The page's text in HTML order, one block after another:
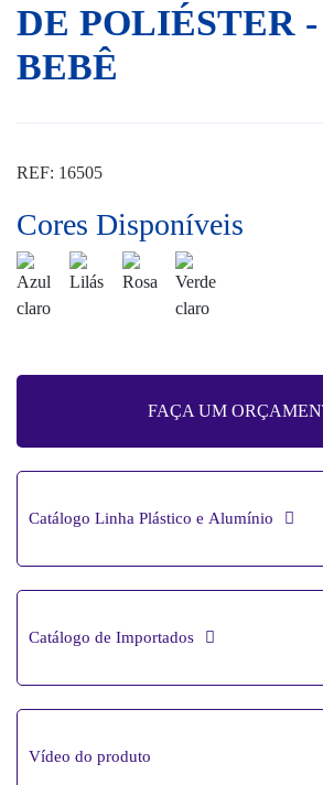
DE POLIÉSTER
BEBÊ
REF: 16505
Cores Disponíveis
FAÇA UM
Catálogo Linha Plástico e Alumínio
Catálogo de Importados
Vídeo do produto